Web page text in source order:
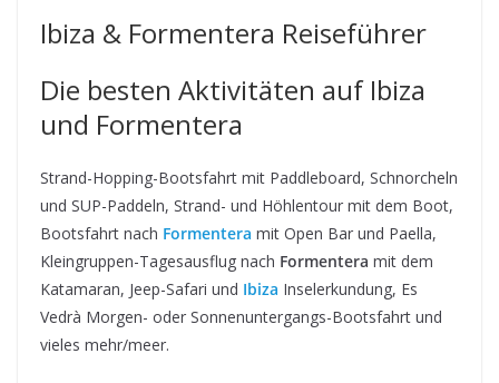
Ibiza & Formentera Reiseführer
Die besten Aktivitäten auf Ibiza
und Formentera
Strand-Hopping-Bootsfahrt mit Paddleboard, Schnorcheln
und SUP-Paddeln, Strand- und Höhlentour mit dem Boot,
Bootsfahrt nach Formentera mit Open Bar und Paella,
Kleingruppen-Tagesausflug nach Formentera mit dem
Katamaran, Jeep-Safari und Ibiza Inselerkundung, Es
Vedrà Morgen- oder Sonnenuntergangs-Bootsfahrt und
vieles mehr/meer.